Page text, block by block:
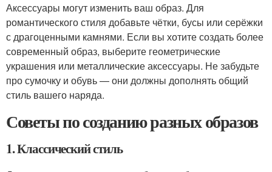
Аксессуары могут изменить ваш образ. Для
романтического стиля добавьте чётки, бусы или серёжки
с драгоценными камнями. Если вы хотите создать более
современный образ, выберите геометрические
украшения или металлические аксессуары. Не забудьте
про сумочку и обувь — они должны дополнять общий
стиль вашего наряда.
Советы по созданию разных образов
1. Классический стиль